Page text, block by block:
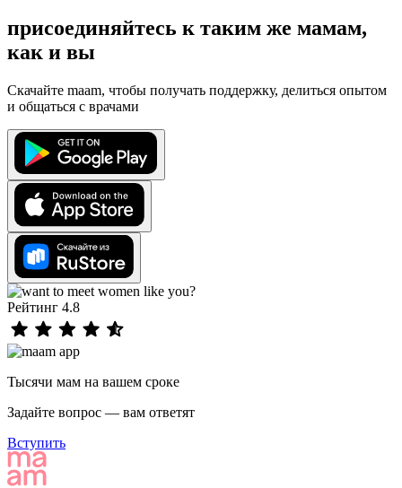
присоединяйтесь к таким же мамам,
как и вы
Скачайте maam, чтобы получать поддержку, делиться опытом
и общаться с врачами
Рейтинг 4.8
Тысячи мам на вашем сроке
Задайте вопрос — вам ответят
Вступить